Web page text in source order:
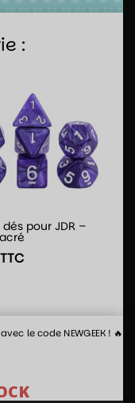
:
dés pour JDR –
TTC
le code NEWGEEK ! 🔥